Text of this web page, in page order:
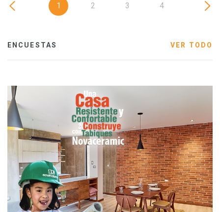
1 2 3 4
ENCUESTAS VER TODO